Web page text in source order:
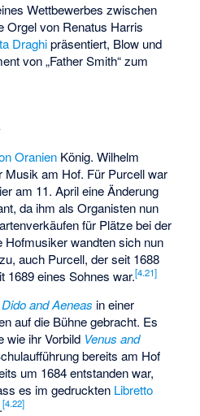
Wettbewerbes zwischen
Orgel von Renatus Harris
Draghipräsentiert, Blow und
von „Father Smith“ zum
Oranien König. Wilhelm
Musik am Hof. Für Purcell war
am 11. April eine Änderung
da ihm als Organisten nun
für Plätze bei der
Hofmusiker wandten sich nun
auch Purcell, der seit 1688
1689 eines Sohnes war.[4.21]
Dido and Aeneas in einer
auf die Bühne gebracht. Es
wie ihr Vorbild Venus and
bereits am Hof
um 1684 entstanden war,
es im gedruckten Libretto
[4.22]